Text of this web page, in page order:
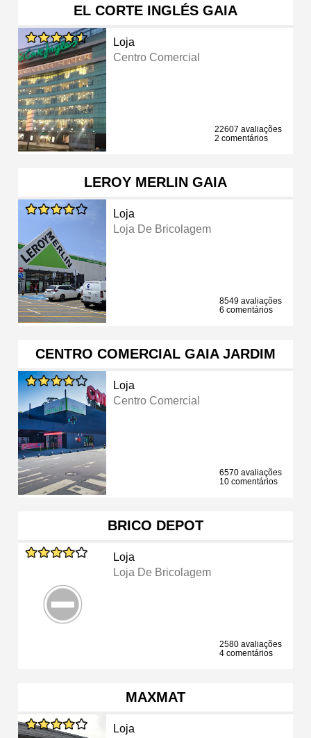
EL CORTE INGLÉS GAIA
Loja
Centro Comercial
22607 avaliações
2 comentários
LEROY MERLIN GAIA
Loja
Loja De Bricolagem
8549 avaliações
6 comentários
CENTRO COMERCIAL GAIA JARDIM
Loja
Centro Comercial
6570 avaliações
10 comentários
BRICO DEPOT
Loja
Loja De Bricolagem
2580 avaliações
4 comentários
MAXMAT
Loja